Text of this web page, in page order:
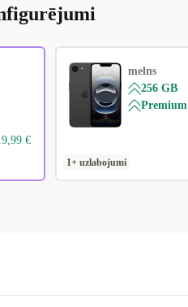
€
melns
256 GB
Premium
1+ uzlabojumi